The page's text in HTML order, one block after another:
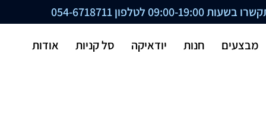
09:00-19:00 לטלפון 054-6718711
מבצעים חנות יודאיקה סל קניות אודות